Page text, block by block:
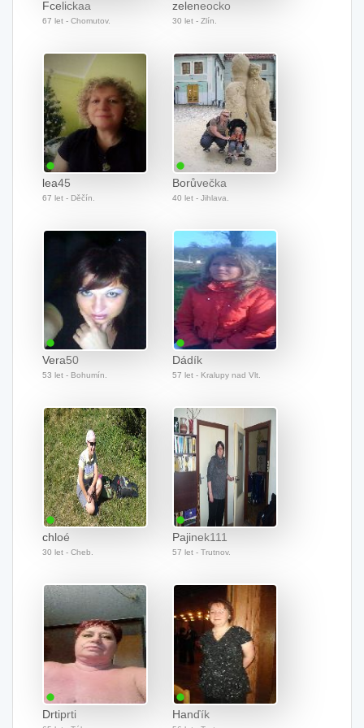
Fcelickaa
67 let - Chomutov.
zeleneocko
30 let - Zlín.
lea45
67 let - Děčín.
Borůvečka
40 let - Jihlava.
Vera50
53 let - Bohumín.
Dádík
57 let - Kralupy nad Vlt.
chloé
30 let - Cheb.
Pajinek111
57 let - Trutnov.
Drtiprti Hanďík